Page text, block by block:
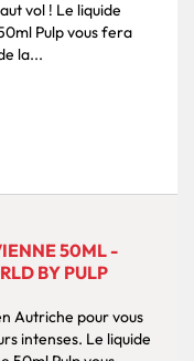
liquide
vous fera
la...
50ML -
BY PULP
Autriche pour vous
Le liquide